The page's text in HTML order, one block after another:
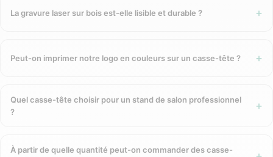
Les formats disponibles
élastique qu’il faut replier pour former un cube compact.
livré dans une pochette coton ou une boîte carton recyclé
La gravure laser sur bois est-elle lisible et durable ?
Peut-on imprimer notre logo en couleurs sur un casse-tête ?
Quel casse-tête choisir pour un stand de salon professionnel
?
À partir de quelle quantité peut-on commander des casse-